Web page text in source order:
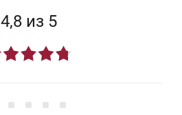
4,8 из 5